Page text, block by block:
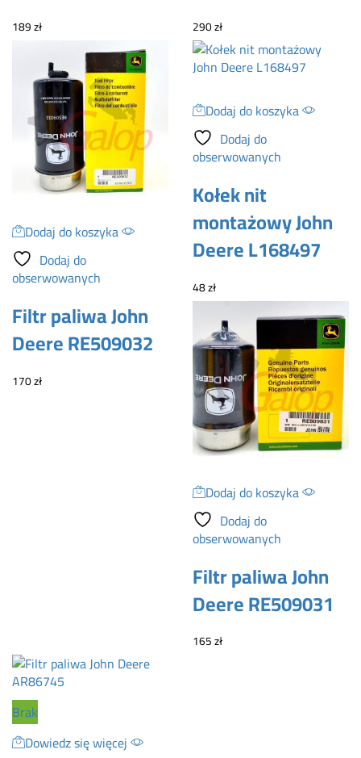
189zł 290zł
Dodaj do koszyka
Dodaj do
obserwowanych
Filtr paliwa John
Deere RE509032
170zł
Dodaj do koszyka
Dodaj do
obserwowanych
Kołek nit
montażowy John
Deere L168497
48zł
Dodaj do koszyka
Dodaj do
obserwowanych
Filtr paliwa John
Deere RE509031
165zł
Brak
Dowiedz się więcej